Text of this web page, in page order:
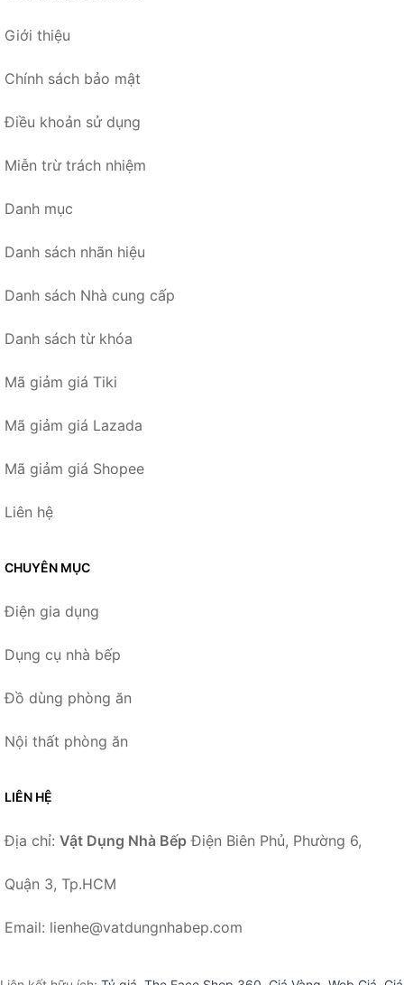
Giới thiệu
Chính sách bảo mật
Điều khoản sử dụng
Miễn trừ trách nhiệm
Danh mục
Danh sách nhãn hiệu
Danh sách Nhà cung cấp
Danh sách từ khóa
Mã giảm giá Tiki
Mã giảm giá Lazada
Mã giảm giá Shopee
Liên hệ
CHUYÊN MỤC
Điện gia dụng
Dụng cụ nhà bếp
Đồ dùng phòng ăn
Nội thất phòng ăn
LIÊN HỆ
Địa chỉ: Vật Dụng Nhà Bếp Điện Biên Phủ, Phường 6,
Quận 3, Tp.HCM
Email: lienhe@vatdungnhabep.com